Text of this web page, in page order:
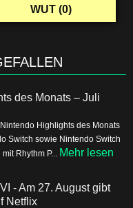
WUT (0)
des Monats – Juli
Highlights des Monats
Switch sowie Nintendo Switch
Rhythm P... Mehr lesen
- Am 27. August gibt
Netflix